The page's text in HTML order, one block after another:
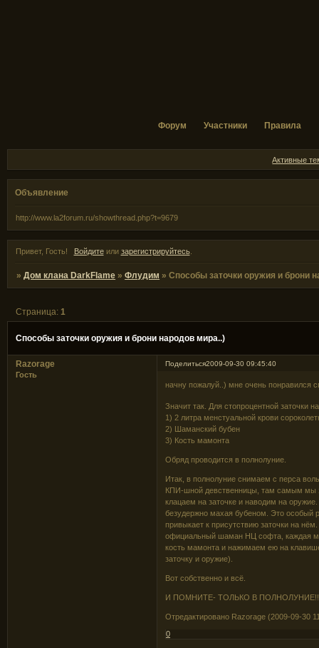
Форум Участники Правила
Активные
Объявление
http://www.la2forum.ru/showthread.php?t=9679
Привет, Гость! Войдитеили зарегистрируйтесь.
»Дом клана DarkFlame »Флудим »Способы заточки оружия и брони
Способы заточки оружия и брони народов мира..)
Страница:1
Поделиться2009-09-30 09:45:40
Razorage
Гость
начну пожалуй..) мне очень понравился
Значит так. Для стопроцентной заточки
1) 2 литра менстуальной крови
2) Шаманский бубен
3) Кость мамонта
Обряд проводится в полнолуние.
Итак, в полнолуние снимаем с перса
КПИ-шной девственницы, там самым мы
клацаем на заточке и наводим на
безудержно махая бубеном. Это особый
привыкает к присутствию заточки на
официальный шаман НЦ софта, каждая
кость мамонта и нажимаем ею на
заточку и оружие).
Вот собственно и всё.
И ПОМНИТЕ- ТОЛЬКО В
Отредактировано Razorage (2009-09-30
0